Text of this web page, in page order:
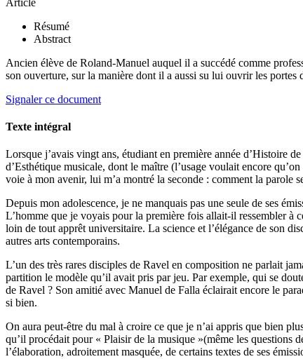
Article
Résumé
Abstract
Ancien élève de Roland-Manuel auquel il a succédé comme
son ouverture, sur la manière dont il a aussi su lui ouvrir les portes
Signaler ce document
Texte intégral
Lorsque j’avais vingt ans, étudiant en première année d’Histoire
d’Esthétique musicale, dont le maître (l’usage voulait encore
voie à mon avenir, lui m’a montré la seconde : comment la parole
Depuis mon adolescence, je ne manquais pas une seule de ses
L’homme que je voyais pour la première fois allait-il ressembler
loin de tout apprêt universitaire. La science et l’élégance de son
autres arts contemporains.
L’un des très rares disciples de Ravel en composition ne parlait
partition le modèle qu’il avait pris par jeu. Par exemple, qui se
de Ravel ? Son amitié avec Manuel de Falla éclairait encore le
si bien.
On aura peut-être du mal à croire ce que je n’ai appris que bien
qu’il procédait pour « Plaisir de la musique »(même les questions
l’élaboration, adroitement masquée, de certains textes de ses